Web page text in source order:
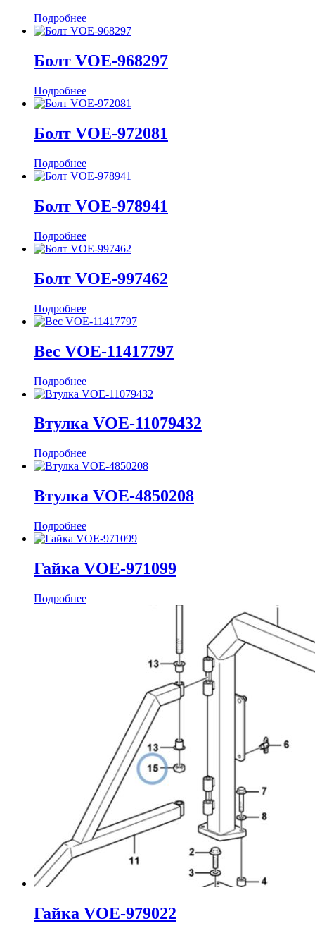
Подробнее
Болт VOE-968297
Подробнее
Болт VOE-972081
Подробнее
Болт VOE-978941
Подробнее
Болт VOE-997462
Подробнее
Вес VOE-11417797
Подробнее
Втулка VOE-11079432
Подробнее
Втулка VOE-4850208
Подробнее
Гайка VOE-971099
Подробнее
Гайка VOE-979022